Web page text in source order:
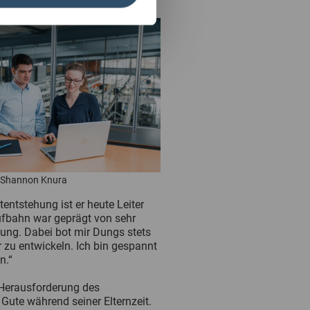
Knura
ist er heute Leiter
war geprägt von sehr
Dabei bot mir Dungs stets
entwickeln. Ich bin gespannt
des
während seiner Elternzeit.